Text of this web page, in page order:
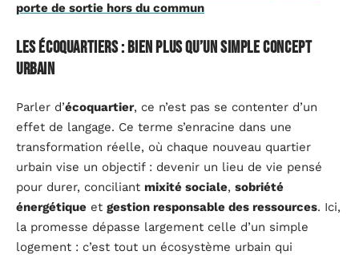
porte de sortie hors du commun
Les écoquartiers : bien plus qu’un simple concept
urbain
Parler d’écoquartier, ce n’est pas se contenter d’un
effet de langage. Ce terme s’enracine dans une
transformation réelle, où chaque nouveau quartier
urbain vise un objectif : devenir un lieu de vie pensé
pour durer, conciliant mixité sociale, sobriété
énergétique et gestion responsable des ressources. Ici,
la promesse dépasse largement celle d’un simple
logement : c’est tout un écosystème urbain qui